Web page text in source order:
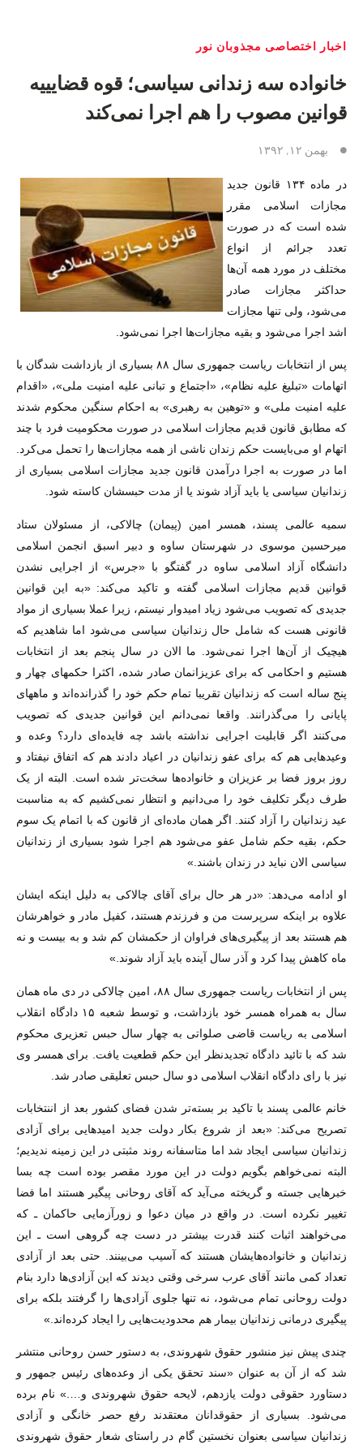
اخبار اختصاصی مجذوبان نور
خانواده سه زندانی سیاسی؛ قوه قضایییه
قوانین مصوب را هم اجرا نمی‌کند
بهمن ۱۲, ۱۳۹۲
در ماده ۱۳۴ قانون جدید
مجازات اسلامی مقرر
شده است که در صورت
تعدد جرائم از انواع
مختلف در مورد همه آن‌ها
حداکثر مجازات صادر
می‌شود، ولی تنها مجازات
اشد اجرا می‌شود و بقیه مجازات‌ها اجرا نمی‌شود.
پس از انتخابات ریاست جمهوری سال ۸۸ بسیاری از بازداشت شدگان با
اتهامات «تبلیغ علیه نظام»، «اجتماع و تبانی علیه امنیت ملی»، «اقدام
علیه امنیت ملی» و «توهین به رهبری» به احکام سنگین محکوم شدند
که مطابق قانون قدیم مجازات اسلامی در صورت محکومیت فرد با چند
اتهام او می‌بایست حکم زندان ناشی از همه مجازات‌ها را تحمل می‌کرد.
اما در صورت به اجرا درآمدن قانون جدید مجازات اسلامی بسیاری از
زندانیان سیاسی یا باید آزاد شوند یا از مدت حبسشان کاسته ‌شود.
سمیه عالمی پسند، همسر امین (پیمان) چالاکی، از مسئولان ستاد
میرحسین موسوی در شهرستان ساوه و دبیر اسبق انجمن اسلامی
دانشگاه آزاد اسلامی ساوه در گفتگو با «جرس» از اجرایی نشدن
قوانین قدیم مجازات اسلامی گفته و تاکید می‌کند: «به این قوانین
جدیدی که تصویب می‌شود زیاد امیدوار نیستم، زیرا عملا بسیاری از مواد
قانونی هست که شامل حال زندانیان سیاسی می‌شود اما شاهدیم که
هیچیک از آن‌ها اجرا نمی‌شود. ما الان در سال پنجم بعد از انتخابات
هستیم و احکامی که برای عزیزانمان صادر شده، اکثرا حکمهای چهار و
پنج ساله است که زندانیان تقریبا تمام حکم خود را گذرانده‌اند و ماههای
پایانی را می‌گذرانند. واقعا نمی‌دانم این قوانین جدیدی که تصویب
می‌کنند اگر قابلیت اجرایی نداشته باشد چه فایده‌ای دارد؟ وعده و
وعیدهایی هم که برای عفو زندانیان در اعیاد دادند هم که اتفاق نیفتاد و
روز بروز فضا بر عزیزان و خانواده‌ها سخت‌تر شده است. البته از یک
طرف دیگر تکلیف خود را می‌دانیم و انتظار نمی‌کشیم که به مناسبت
عید زندانیان را آزاد کنند. اگر‌‌ همان ماده‌ای از قانون که با اتمام یک سوم
حکم، بقیه حکم شامل عفو می‌شود هم اجرا شود بسیاری از زندانیان
سیاسی الان نباید در زندان باشند.»
او ادامه می‌دهد: «در هر حال برای آقای چالاکی به دلیل اینکه ایشان
علاوه بر اینکه سرپرست من و فرزندم هستند، کفیل مادر و خواهرشان
هم هستند بعد از پیگیری‌های فراوان از حکمشان کم شد و به بیست و نه
ماه کاهش پیدا کرد و آذر سال آینده باید آزاد شوند.»
پس از انتخابات ریاست جمهوری سال ۸۸، امین چالاکی در دی ماه‌‌ همان
سال به همراه همسر خود بازداشت، و توسط شعبه ۱۵ دادگاه انقلاب
اسلامی به ریاست قاضی صلواتی به چهار سال حبس تعزیری محکوم
شد که با تائید دادگاه تجدیدنظر این حکم قطعیت یافت. برای همسر وی
نیز با رای دادگاه انقلاب اسلامی دو سال حبس تعلیقی صادر شد.
خانم عالمی پسند با تاکید بر بسته‌تر شدن فضای کشور بعد از اننتخابات
تصریح می‌کند: «بعد از شروع بکار دولت جدید امیدهایی برای آزادی
زندانیان سیاسی ایجاد شد اما متاسفانه روند مثبتی در این زمینه ندیدیم؛
البته نمی‌خواهم بگویم دولت در این مورد مقصر بوده است چه بسا
خبرهایی جسته و گریخته می‌آید که آقای روحانی پیگیر هستند اما فضا
تغییر نکرده است. در واقع در میان دعوا و زورآزمایی حاکمان ـ که
می‌خواهند اثبات کنند قدرت بیشتر در دست چه گروهی است ـ این
زندانیان و خانواده‌هایشان هستند که آسیب می‌بینند. حتی بعد از آزادی
تعداد کمی مانند آقای عرب سرخی وقتی دیدند که این آزادی‌ها دارد بنام
دولت روحانی تمام می‌شود، نه تنها جلوی آزادی‌ها را گرفتند بلکه برای
پیگیری درمانی زندانیان بیمار هم محدودیت‌هایی را ایجاد کرده‌اند.»
چندی پیش نیز منشور حقوق شهروندی، به دستور حسن روحانی منتشر
شد که از آن به عنوان «سند تحقق یکی از وعده‌های رئیس جمهور و
دستاورد حقوقی دولت یازدهم، لایحه حقوق شهروندی و….» نام برده
می‌شود. بسیاری از حقوقدانان معتقدند رفع حصر خانگی و آزادی
زندانیان سیاسی بعنوان نخستین گام در راستای شعار حقوق شهروندی